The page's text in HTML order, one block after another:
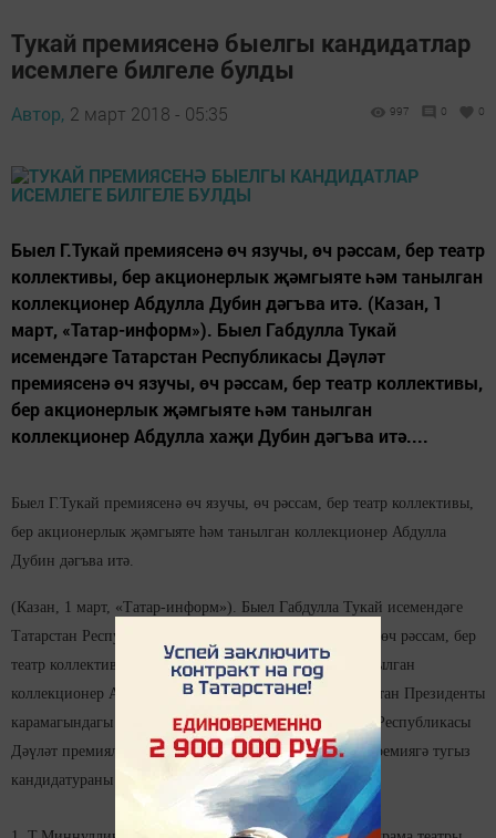
Тукай премиясенә быелгы кандидатлар
исемлеге билгеле булды
Автор, 2 март 2018 - 05:35 997 0 0
Быел Г.Тукай премиясенә өч язучы, өч рәссам, бер театр
коллективы, бер акционерлык җәмгыяте һәм танылган
коллекционер Абдулла Дубин дәгъва итә. (Казан, 1
март, «Татар-информ»). Быел Габдулла Тукай
исемендәге Татарстан Республикасы Дәүләт
премиясенә өч язучы, өч рәссам, бер театр коллективы,
бер акционерлык җәмгыяте һәм танылган
коллекционер Абдулла хаҗи Дубин дәгъва итә....
Быел Г.Тукай премиясенә өч язучы, өч рәссам, бер театр коллективы,
бер акционерлык җәмгыяте һәм танылган коллекционер Абдулла
Дубин дәгъва итә.
(Казан, 1 март, «Татар-информ»). Быел Габдулла Тукай исемендәге
Татарстан Республикасы Дәүләт премиясенә өч язучы, өч рәссам, бер
театр коллективы, бер акционерлык җәмгыяте һәм танылган
коллекционер Абдулла хаҗи Дубин дәгъва итә. Татарстан Президенты
карамагындагы Габдулла Тукай исемендәге Татарстан Республикасы
Дәүләт премияләре буенча комиссиясе утырышында Премиягә тугыз
кандидатураны күрсәтү турында карар кабул ителде.